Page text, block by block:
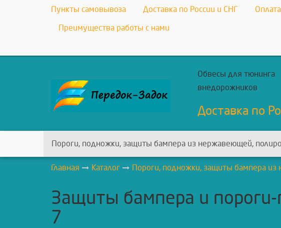
Пункты самовывоза Доставка по России и СНГ Оплата
Преимущества работы с нами
Обвесы для тюнинга
внедорожников
Доставка по
Пороги, подножки, защиты бампера из нержавеющей,
Главная Каталог Пороги, подножки, защиты бампера из
Защиты бампера и
7